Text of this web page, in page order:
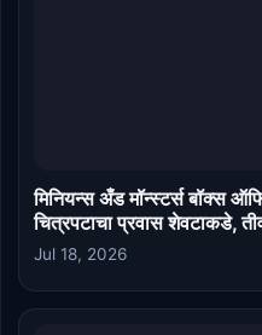
मिनियन्स अँड मॉन्स्टर्स बॉक्स
चित्रपटाचा प्रवास शेवटाकडे,
Jul 18, 2026